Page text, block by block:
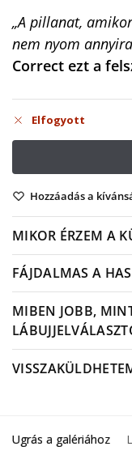
„A pillanat,
nem nyom
Correct ezt a
Elfogyott
Hozzáadás a
MIKOR ÉRZEM A
FÁJDALMAS A
MIBEN JOBB,
Ugrás a galériához